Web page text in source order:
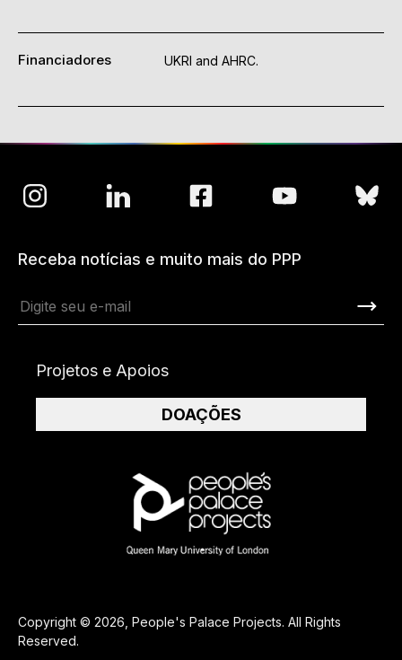
Financiadores UKRI and AHRC.
Copyright © 2026, People's Palace Projects. All Rights
Reserved.
Receba notícias e muito mais do PPP
Projetos e Apoios
DOAÇÕES